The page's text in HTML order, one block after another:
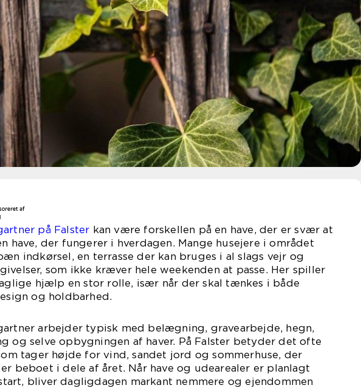
på Falster kan være forskellen på en have, der er svær at
have, der fungerer i hverdagen. Mange husejere i området
indkørsel, en terrasse der kan bruges i al slags vejr og
som ikke kræver hele weekenden at passe. Her spiller
hjælp en stor rolle, især når der skal tænkes i både
og holdbarhed.
arbejder typisk med belægning, gravearbejde, hegn,
og selve opbygningen af haver. På Falster betyder det ofte
tager højde for vind, sandet jord og sommerhuse, der
er beboet i dele af året. Når have og udearealer er planlagt
bliver dagligdagen markant nemmere og ejendommen